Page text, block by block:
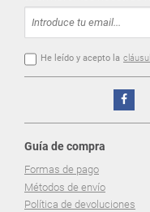
He leído y acepto la
Guía de compra
Formas de pago
Métodos de envío
Política de devoluciones